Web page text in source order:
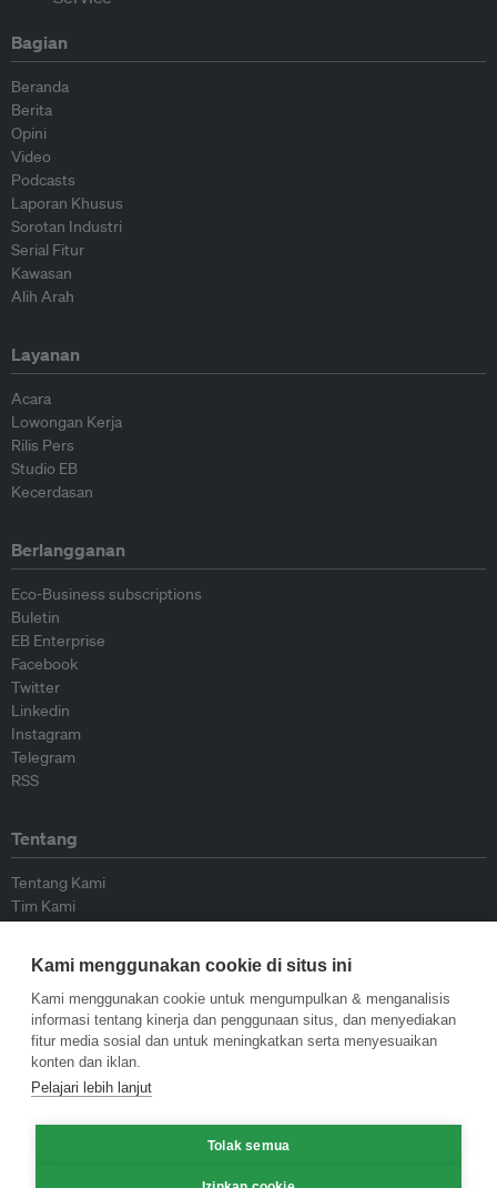
Bagian
Beranda
Berita
Opini
Video
Podcasts
Laporan Khusus
Sorotan Industri
Serial Fitur
Kawasan
Alih Arah
Layanan
Acara
Lowongan Kerja
Rilis Pers
Studio EB
Kecerdasan
Berlangganan
Eco-Business subscriptions
Buletin
EB Enterprise
Facebook
Twitter
Linkedin
Instagram
Telegram
RSS
Tentang
Tentang Kami
Tim Kami
Kontributor
Hubungi Kami
Kebijakan
Pedoman Penerbitan Ulang
Pedoman Op-ed
Kami menggunakan cookie di situs ini
Kami menggunakan cookie untuk mengumpulkan & menganalisis
informasi tentang kinerja dan penggunaan situs, dan menyediakan
fitur media sosial dan untuk meningkatkan serta menyesuaikan
konten dan iklan.
Pelajari lebih lanjut
Tolak semua